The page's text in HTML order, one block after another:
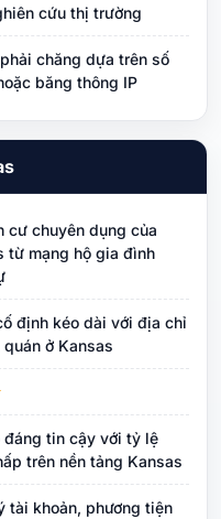
cứu thị trường
chăng dựa trên số
băng thông IP
cư chuyên dụng của
từ mạng hộ gia đình
định kéo dài với địa chỉ
quán ở Kansas
đáng tin cậy với tỷ lệ
trên nền tảng Kansas
tài khoản, phương tiện